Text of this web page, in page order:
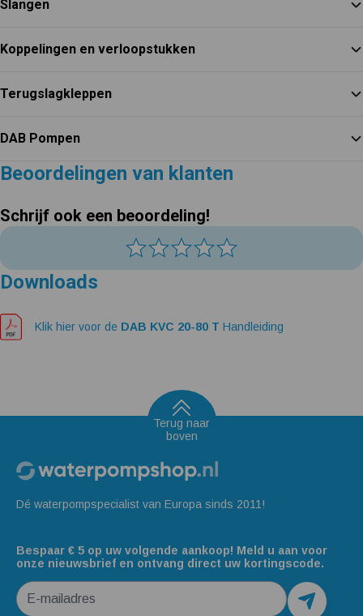
Slangen
Koppelingen en verloopstukken
Terugslagkleppen
DAB Pompen
Beoordelingen van klanten
Schrijf ook een beoordeling!
Downloads
Klik hier voor de DAB KVC 20-80 T Handleiding
Terug naar
boven
Dé waterpompspecialist van Europa sinds 2011!
Bespaar € 5 op uw volgende aankoop! Meld u aan voor
onze nieuwsbrief en ontvang direct uw kortingscode.
E-mailadres